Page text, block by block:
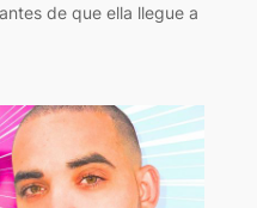
de que ella llegue a